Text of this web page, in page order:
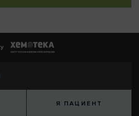
Я ПАЦИЕНТ